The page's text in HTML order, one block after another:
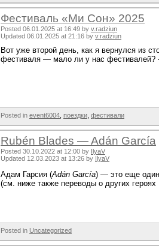
Фестиваль «Ми Сон» 2025
Posted 06.01.2025 at 16:49 by v.radziun
Updated 06.01.2025 at 21:16 by v.radziun
Вот уже второй день, как я вернулся из
фестиваля — мало ли у нас
Posted in event6004 поездки фестивали
Rubén Blades — Adán García
Posted 30.10.2022 at 12:00 by IlyaV
Updated 12.03.2023 at 13:26 by IlyaV
Адам Гарсия (Adán García) — это еще один
(см. ниже также переводы о других
Posted in Uncategorized